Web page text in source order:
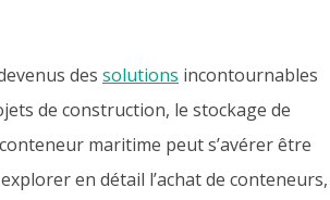
des solutions incontournables
de construction, le stockage de
maritime peut s’avérer être
en détail l’achat de conteneurs,